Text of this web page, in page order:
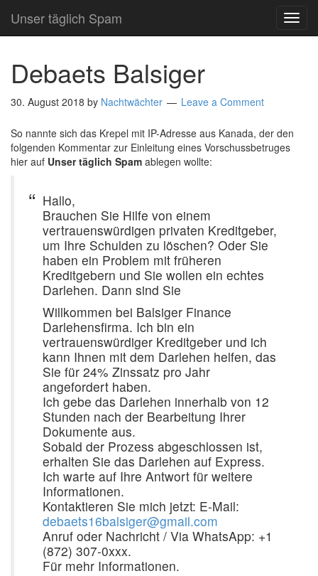
Unser täglich Spam
Debaets Balsiger
30. August 2018 by Nachtwächter Leave a Comment
So nannte sich das Krepel mit IP-Adresse aus Kanada, der den
folgenden Kommentar zur Einleitung eines Vorschussbetruges
hier auf Unser täglich Spam ablegen wollte:
Hallo,
Brauchen Sie Hilfe von einem
vertrauenswürdigen privaten Kreditgeber,
um Ihre Schulden zu löschen? Oder Sie
haben ein Problem mit früheren
Kreditgebern und Sie wollen ein echtes
Darlehen. Dann sind Sie
Willkommen bei Balsiger Finance
Darlehensfirma. Ich bin ein
vertrauenswürdiger Kreditgeber und ich
kann Ihnen mit dem Darlehen helfen, das
Sie für 24% Zinssatz pro Jahr
angefordert haben.
Ich gebe das Darlehen innerhalb von 12
Stunden nach der Bearbeitung Ihrer
Dokumente aus.
Sobald der Prozess abgeschlossen ist,
erhalten Sie das Darlehen auf Express.
Ich warte auf Ihre Antwort für weitere
Informationen.
Kontaktieren Sie mich jetzt: E-Mail:
debaets16balsiger@gmail.com
Anruf oder Nachricht / Via WhatsApp: +1
(872) 307-0xxx.
Für mehr Informationen.